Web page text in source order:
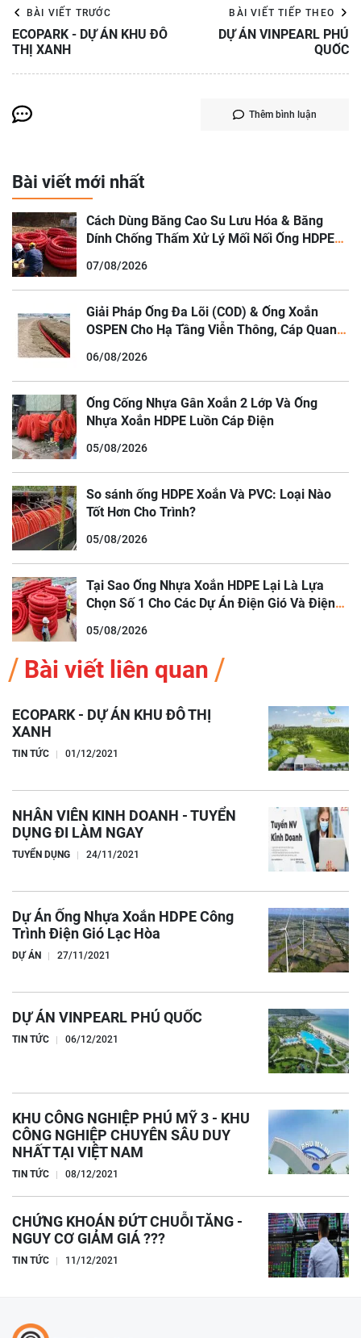
BÀI VIẾT TRƯỚC
ECOPARK - DỰ ÁN KHU ĐÔ
THỊ XANH
BÀI VIẾT TIẾP THEO
DỰ ÁN VINPEARL PHÚ
QUỐC
Thêm bình luận
Bài viết mới nhất
Cách Dùng Băng Cao Su Lưu Hóa & Băng
Dính Chống Thấm Xử Lý Mối Nối Ống HDPE
07/08/2026
Giải Pháp Ống Đa Lõi (COD) & Ống Xoắn
OSPEN Cho Hạ Tầng Viễn Thông, Cáp Quang
06/08/2026
Ống Cống Nhựa Gân Xoắn 2 Lớp Và Ống
Nhựa Xoắn HDPE Luồn Cáp Điện
05/08/2026
So sánh ống HDPE Xoắn Và PVC: Loại Nào
Tốt Hơn Cho Trình?
05/08/2026
Tại Sao Ống Nhựa Xoắn HDPE Lại Là Lựa
Chọn Số 1 Cho Các Dự Án Điện Gió Và Điện
05/08/2026
Bài viết liên quan
ECOPARK - DỰ ÁN KHU ĐÔ THỊ
XANH
TIN TỨC 01/12/2021
NHÂN VIÊN KINH DOANH - TUYỂN
DỤNG ĐI LÀM NGAY
TUYỂN DỤNG 24/11/2021
Dự Án Ống Nhựa Xoắn HDPE Công
Trình Điện Gió Lạc Hòa
DỰ ÁN 27/11/2021
DỰ ÁN VINPEARL PHÚ QUỐC
TIN TỨC 06/12/2021
KHU CÔNG NGHIỆP PHÚ MỸ 3 - KHU
CÔNG NGHIỆP CHUYÊN SÂU DUY
NHẤT TẠI VIỆT NAM
TIN TỨC 08/12/2021
CHỨNG KHOÁN ĐỨT CHUỖI TĂNG -
NGUY CƠ GIẢM GIÁ ???
TIN TỨC 11/12/2021